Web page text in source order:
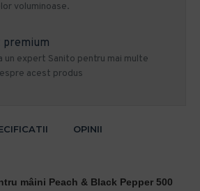
voluminoase.
premium
un expert Sanito pentru mai multe
acest produs
OPINII
mâini Peach & Black Pepper 500